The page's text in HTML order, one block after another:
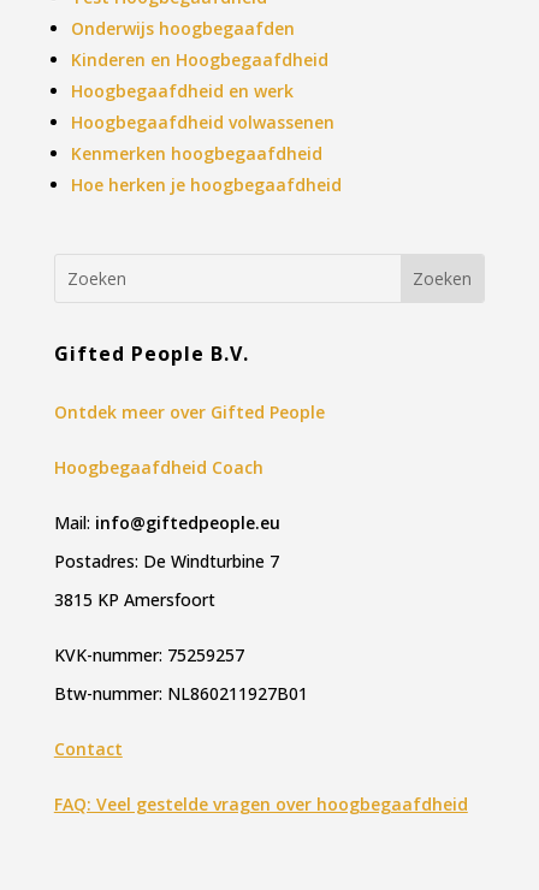
Onderwijs hoogbegaafden
Kinderen en Hoogbegaafdheid
Hoogbegaafdheid en werk
Hoogbegaafdheid volwassenen
Kenmerken hoogbegaafdheid
Hoe herken je hoogbegaafdheid
Gifted People B.V.
Ontdek meer over Gifted People
Hoogbegaafdheid Coach
Mail: info@giftedpeople.eu
Postadres: De Windturbine 7
3815 KP Amersfoort
KVK-nummer: 75259257
Btw-nummer: NL860211927B01
Contact
FAQ: Veel gestelde vragen over hoogbegaafdheid